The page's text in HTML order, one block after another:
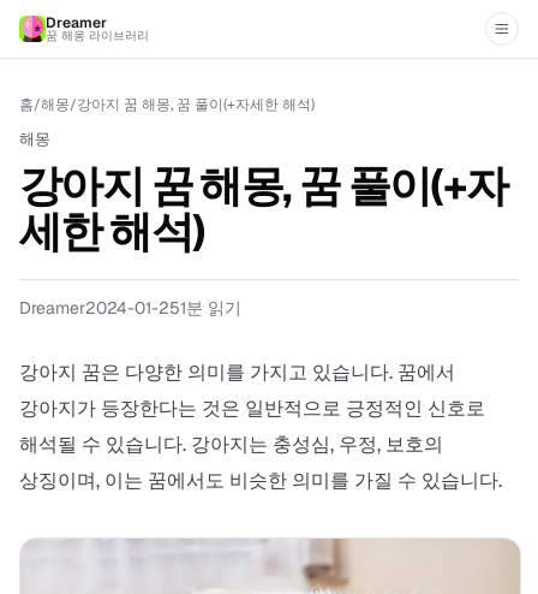
Dreamer
꿈 해몽 라이브러리
홈/해몽/강아지 꿈 해몽, 꿈 풀이(+자세한 해석)
해몽
강아지 꿈 해몽, 꿈 풀이(+자
세한 해석)
Dreamer2024-01-251분 읽기
강아지 꿈은 다양한 의미를 가지고 있습니다. 꿈에서
강아지가 등장한다는 것은 일반적으로 긍정적인 신호로
해석될 수 있습니다. 강아지는 충성심, 우정, 보호의
상징이며, 이는 꿈에서도 비슷한 의미를 가질 수 있습니다.